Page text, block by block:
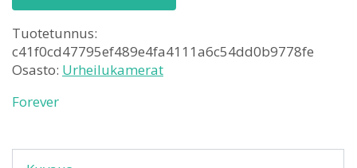
Tuotetunnus:
c41f0cd47795ef489e4fa4111a6c54dd0b9778fe
Osasto: Urheilukamerat
Forever